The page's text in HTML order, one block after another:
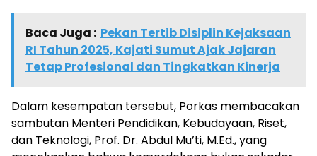
Baca Juga : Pekan Tertib Disiplin Kejaksaan
RI Tahun 2025, Kajati Sumut Ajak Jajaran
Tetap Profesional dan Tingkatkan Kinerja
Dalam kesempatan tersebut, Porkas membacakan
sambutan Menteri Pendidikan, Kebudayaan, Riset,
dan Teknologi, Prof. Dr. Abdul Mu’ti, M.Ed., yang